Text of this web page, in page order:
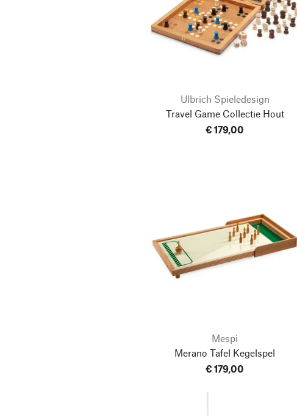
Ulbrich Spieledesign
Travel Game Collectie Hout
€ 179,00
Mespi
Merano Tafel Kegelspel
€ 179,00